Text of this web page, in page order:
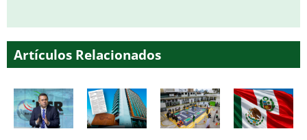
Artículos Relacionados